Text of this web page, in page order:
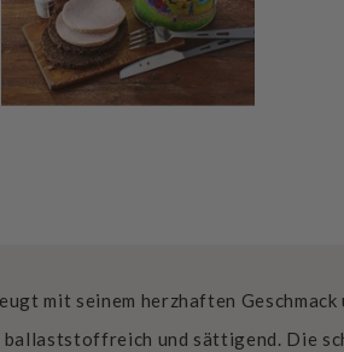
mit seinem herzhaften
und sättigend. Die